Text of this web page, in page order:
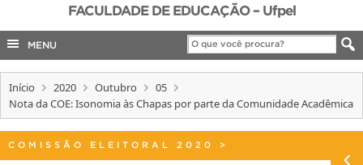
Acesso à informação
Legislação
Canais
ACESSO À INFORMAÇÃO
AUDITORIA
COBALTO
CONCURSOS
INTERNACIONAL
FACULDADE DE EDUCAÇÃO – Ufpel
MENU
Início 2020 Outubro
05
Nota da COE: Isonomia às Chapas por parte da Comunidade Acadêmica
COMISSÃO ELEITORAL 2020 >